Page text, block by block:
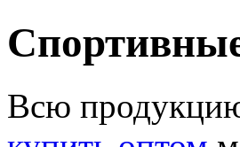
Всю